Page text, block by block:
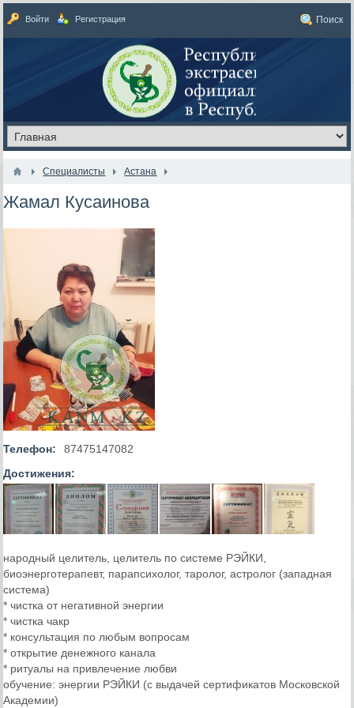
Войти Регистрация Поиск
Специалисты Астана
Жамал Кусаинова
Телефон:
87475147082
Достижения:
народный целитель, целитель по системе РЭЙКИ,
биоэнерготерапевт, парапсихолог, таролог, астролог (западная
система)
* чистка от негативной энергии
* чистка чакр
* консультация по любым вопросам
* открытие денежного канала
* ритуалы на привлечение любви
обучение: энергии РЭЙКИ (с выдачей сертификатов Московской
Академии)